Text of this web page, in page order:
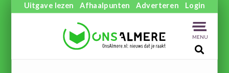
Uitgave lezen Afhaalpunten Adverteren Login
MENU